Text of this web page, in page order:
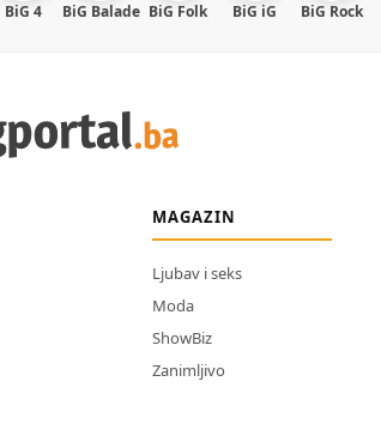
BiG 4 BiG Balade BiG Folk BiG iG BiG Rock
MAGAZIN
Ljubav i seks
Moda
ShowBiz
Zanimljivo